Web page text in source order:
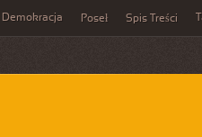
Demokracja Poseł Spis Treści